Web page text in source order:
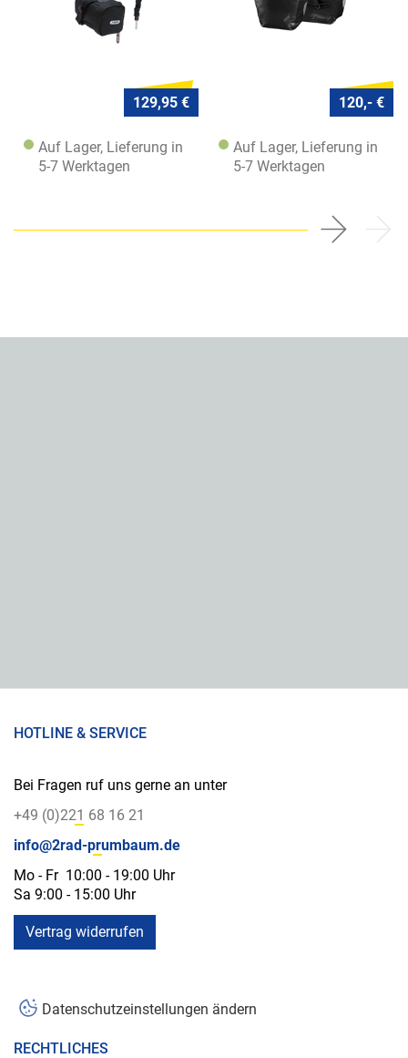
129,95 €
Auf Lager, Lieferung in
5-7 Werktagen
120,- €
Auf Lager, Lieferung in
5-7 Werktagen
HOTLINE & SERVICE
Bei Fragen ruf uns gerne an unter
+49 (0)221 68 16 21
info@2rad-prumbaum.de
Mo - Fr 10:00 - 19:00 Uhr
Sa 9:00 - 15:00 Uhr
Vertrag widerrufen
Datenschutzeinstellungen ändern
RECHTLICHES